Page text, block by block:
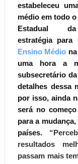
estabeleceu
médio em todo
Estadual
estratégia para
Ensino Médio
uma hora a
subsecretário
detalhes dessa
por isso, ainda
será no
para a
países.
resultados
passam mais